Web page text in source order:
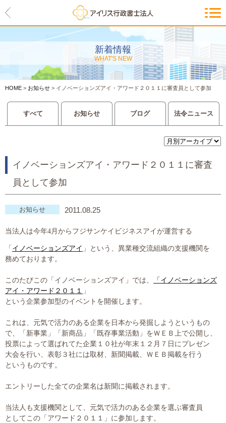
新着情報
WHAT'S NEW
HOME > お知らせ > イノベーションズアイ・アワード２０１１に審査員として参加
すべて お知らせ ブログ 法令ニュース
イノベーションズアイ・アワード２０１１に審査
員として参加
お知らせ 2011.08.25
当法人は今年4月からフジサンケイビジネスアイが運営する
「 イノベーションズアイ 」という、異業種交流組織の支援機関を
務めております。
このたびこの「イノベーションズアイ」では、
「イノベーションズ
アイ・ アワード２０１１ 」
という企業参加型のイベントを開催します。
これは、元気で活力のある企業を日本から発掘しようというもの
で、「新事業」「新商品」「既存事業活動」をＷＥＢ上で公開し、
投票によって選ばれてた企業１０社が年末１２月７日にプレゼン
大会を行い、表彰３社には取材、新聞掲載、ＷＥＢ掲載を行う
というものです。
エントリーした全ての企業名は新聞に掲載されます。
当法人も支援機関として、元気で活力のある企業を選ぶ審査員
としてこの「アワード２０１１」に参加します。
HOME
アイリスの紹介
代表ご挨拶・経営理念・アイリス
のお約束
会社概要・アクセスマップ
サービス一覧
入管等外国人各種手続き
建設業許可申請
お客様の声
よくあるご質問
採用情報・パートナー募集
新着情報